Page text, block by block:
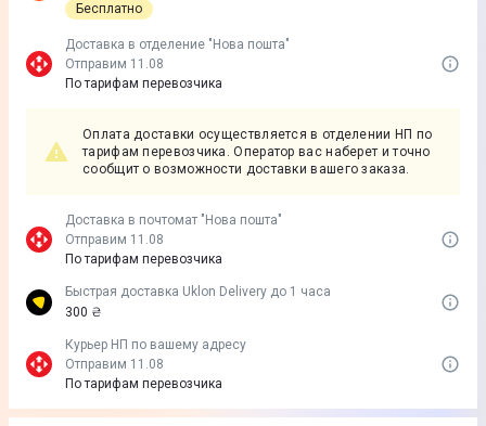
Бесплатно
Доставка в отделение "Нова пошта"
Отправим 11.08
По тарифам перевозчика
Оплата доставки осуществляется в отделении НП по
тарифам перевозчика. Оператор вас наберет и точно
сообщит о возможности доставки вашего заказа.
Доставка в почтомат "Нова пошта"
Отправим 11.08
По тарифам перевозчика
Быстрая доставка Uklon Delivery до 1 часа
300 ₴
Курьер НП по вашему адресу
Отправим 11.08
По тарифам перевозчика